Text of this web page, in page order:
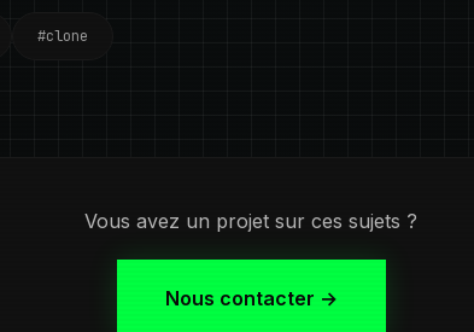
#clone
Vous avez un projet sur ces sujets ?
Nous contacter →